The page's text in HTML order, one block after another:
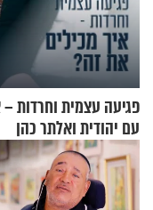
פגיעה עצמית וחרדות
עם יהודית ואלתר כהן